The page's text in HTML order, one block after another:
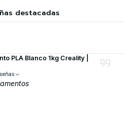
destacadas
PLA Blanco 1kg Creality |